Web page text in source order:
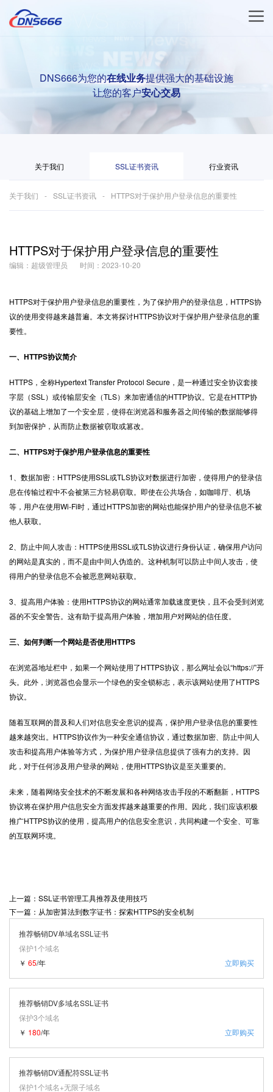
DNS666为您的在线业务提供强大的基础设施
让您的客户安心交易
关于我们 SSL证书资讯 行业资讯
关于我们 SSL证书资讯 HTTPS对于保护用户登录信息的重要性
HTTPS对于保护用户登录信息的重要性
编辑：超级管理员 时间：2023-10-20
HTTPS对于保护用户登录信息的重要性，为了保护用户的登录信息，HTTPS协
议的使用变得越来越普遍。本文将探讨HTTPS协议对于保护用户登录信息的重
要性。
一、HTTPS协议简介
HTTPS，全称Hypertext Transfer Protocol Secure，是一种通过安全协议套接
字层（SSL）或传输层安全（TLS）来加密通信的HTTP协议。它是在HTTP协
议的基础上增加了一个安全层，使得在浏览器和服务器之间传输的数据能够得
到加密保护，从而防止数据被窃取或篡改。
二、HTTPS对于保护用户登录信息的重要性
1、数据加密：HTTPS使用SSL或TLS协议对数据进行加密，使得用户的登录信
息在传输过程中不会被第三方轻易窃取。即使在公共场合，如咖啡厅、机场
等，用户在使用Wi-Fi时，通过HTTPS加密的网站也能保护用户的登录信息不被
他人获取。
2、防止中间人攻击：HTTPS使用SSL或TLS协议进行身份认证，确保用户访问
的网站是真实的，而不是由中间人伪造的。这种机制可以防止中间人攻击，使
得用户的登录信息不会被恶意网站获取。
3、提高用户体验：使用HTTPS协议的网站通常加载速度更快，且不会受到浏览
器的不安全警告。这有助于提高用户体验，增加用户对网站的信任度。
三、如何判断一个网站是否使用HTTPS
在浏览器地址栏中，如果一个网站使用了HTTPS协议，那么网址会以“https://”开
头。此外，浏览器也会显示一个绿色的安全锁标志，表示该网站使用了HTTPS
协议。
随着互联网的普及和人们对信息安全意识的提高，保护用户登录信息的重要性
越来越突出。HTTPS协议作为一种安全通信协议，通过数据加密、防止中间人
攻击和提高用户体验等方式，为保护用户登录信息提供了强有力的支持。因
此，对于任何涉及用户登录的网站，使用HTTPS协议是至关重要的。
未来，随着网络安全技术的不断发展和各种网络攻击手段的不断翻新，HTTPS
协议将在保护用户信息安全方面发挥越来越重要的作用。因此，我们应该积极
推广HTTPS协议的使用，提高用户的信息安全意识，共同构建一个安全、可靠
的互联网环境。
上一篇：SSL证书管理工具推荐及使用技巧
下一篇：从加密算法到数字证书：探索HTTPS的安全机制
推荐畅销DV单域名SSL证书
保护1个域名
立即购买
￥ 65/年
推荐畅销DV多域名SSL证书
保护3个域名
立即购买
￥ 180/年
推荐畅销DV通配符SSL证书
保护1个域名+无限子域名